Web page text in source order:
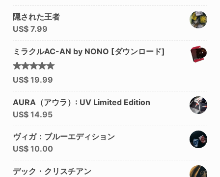
隠された王者
US$7.99
ミラクルAC-AN by NONO [ダウンロード]
5段階中
5.00の
US$19.99
AURA（アウラ）: UV Limited Edition
US$14.95
ヴィガ：ブルーエディション
US$10.00
デック・クリスチアン